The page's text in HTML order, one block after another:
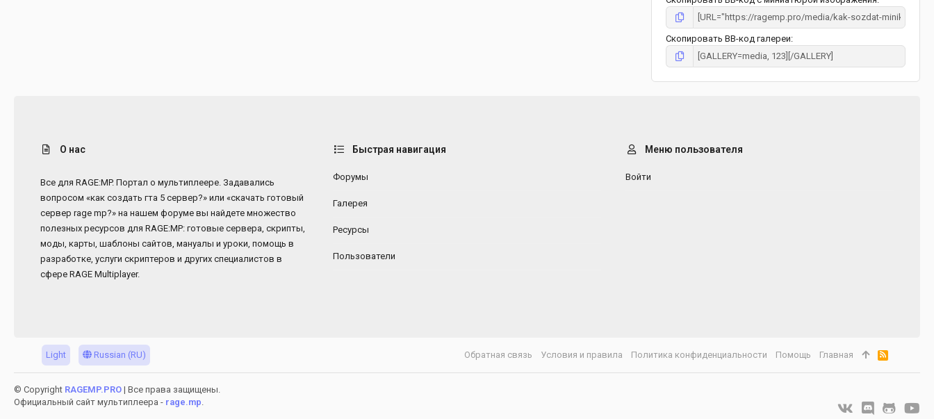
Скопировать BB-код галереи
О нас
Все для RAGE:MP. Портал о мультиплеере. Задавались
вопросом «как создать гта 5 сервер?» или «скачать готовый
сервер rage mp?» на нашем форуме вы найдете множество
полезных ресурсов для RAGE:MP: готовые сервера, скрипты,
моды, карты, шаблоны сайтов, мануалы и уроки, помощь в
разработке, услуги скриптеров и других специалистов в
сфере RAGE Multiplayer.
Быстрая навигация
Форумы
Галерея
Ресурсы
Пользователи
Меню пользователя
Войти
Light Russian (RU) Обратная связь Условия и правила Политика конфиденциальности Помощь Главная
R
S
© Copyright RAGEMP.PRO | Все права защищены.
Официальный сайт мультиплеера - rage.mp.